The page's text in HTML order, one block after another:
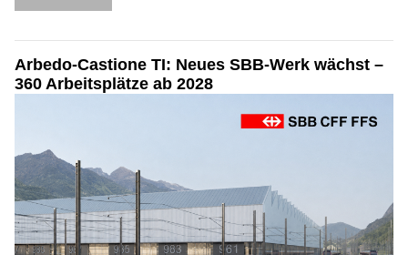
Arbedo-Castione TI: Neues SBB-Werk wächst –
360 Arbeitsplätze ab 2028